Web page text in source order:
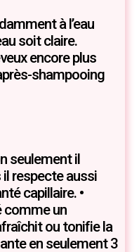
à l’eau
soit claire.
encore plus
shampooing
seulement il
respecte aussi
capillaire. •
comme un
ou tonifie la
en seulement 3